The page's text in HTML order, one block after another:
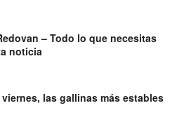
– Todo lo que necesitas
noticia
las gallinas más estables